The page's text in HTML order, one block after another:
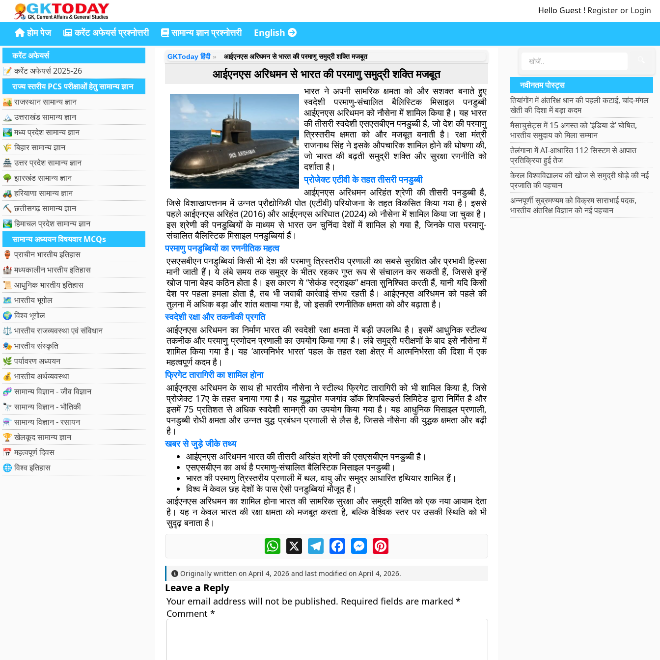
Hello Guest ! Register or Login
होम पेज करेंट अफेयर्स प्रश्नोत्तरी सामान्य ज्ञान प्रश्नोत्तरी English
करेंट अफेयर्स
📝 करेंट अफेयर्स 2025-26
राज्य स्तरीय PCS परीक्षाओं हेतु सामान्य ज्ञान
🏜️ राजस्थान सामान्य ज्ञान
🏔️ उत्तराखंड सामान्य ज्ञान
🏞️ मध्य प्रदेश सामान्य ज्ञान
🌾 बिहार सामान्य ज्ञान
🏯 उत्तर प्रदेश सामान्य ज्ञान
🌳 झारखंड सामान्य ज्ञान
🚜 हरियाणा सामान्य ज्ञान
⛏️ छत्तीसगढ़ सामान्य ज्ञान
🏞️ हिमाचल प्रदेश सामान्य ज्ञान
सामान्य अध्ययन विषयवार MCQs
🏺 प्राचीन भारतीय इतिहास
🏰 मध्यकालीन भारतीय इतिहास
📜 आधुनिक भारतीय इतिहास
🗺️ भारतीय भूगोल
🌍 विश्व भूगोल
⚖️ भारतीय राजव्यवस्था एवं संविधान
🎭 भारतीय संस्कृति
🌿 पर्यावरण अध्ययन
💰 भारतीय अर्थव्यवस्था
🧬 सामान्य विज्ञान - जीव विज्ञान
🔭 सामान्य विज्ञान - भौतिकी
⚗️ सामान्य विज्ञान - रसायन
🏆 खेलकूद सामान्य ज्ञान
📅 महत्वपूर्ण दिवस
🌐 विश्व इतिहास
GKToday हिंदी आईएनएस अरिधमन से भारत की परमाणु समुद्री शक्ति मजबूत
आईएनएस अरिधमन से भारत की परमाणु समुद्री शक्ति मजबूत
भारत ने अपनी सामरिक क्षमता को और सशक्त बनाते हुए
स्वदेशी परमाणु-संचालित बैलिस्टिक मिसाइल पनडुब्बी
आईएनएस अरिधमन को नौसेना में शामिल किया है। यह भारत
की तीसरी स्वदेशी एसएसबीएन पनडुब्बी है, जो देश की परमाणु
त्रिस्तरीय क्षमता को और मजबूत बनाती है। रक्षा मंत्री
राजनाथ सिंह ने इसके औपचारिक शामिल होने की घोषणा की,
जो भारत की बढ़ती समुद्री शक्ति और सुरक्षा रणनीति को
दर्शाता है।
प्रोजेक्ट एटीवी के तहत तीसरी पनडुब्बी
आईएनएस अरिधमन अरिहंत श्रेणी की तीसरी पनडुब्बी है,
जिसे विशाखापत्तनम में उन्नत प्रौद्योगिकी पोत (एटीवी) परियोजना के तहत विकसित किया गया है। इससे
पहले आईएनएस अरिहंत (2016) और आईएनएस अरिघात (2024) को नौसेना में शामिल किया जा चुका है।
इस श्रेणी की पनडुब्बियों के माध्यम से भारत उन चुनिंदा देशों में शामिल हो गया है, जिनके पास परमाणु-
संचालित बैलिस्टिक मिसाइल पनडुब्बियां हैं।
परमाणु पनडुब्बियों का रणनीतिक महत्व
एसएसबीएन पनडुब्बियां किसी भी देश की परमाणु त्रिस्तरीय प्रणाली का सबसे सुरक्षित और प्रभावी हिस्सा
मानी जाती हैं। ये लंबे समय तक समुद्र के भीतर रहकर गुप्त रूप से संचालन कर सकती हैं, जिससे इन्हें
खोज पाना बेहद कठिन होता है। इस कारण ये “सेकंड स्ट्राइक” क्षमता सुनिश्चित करती हैं, यानी यदि किसी
देश पर पहला हमला होता है, तब भी जवाबी कार्रवाई संभव रहती है। आईएनएस अरिधमन को पहले की
तुलना में अधिक बड़ा और शांत बताया गया है, जो इसकी रणनीतिक क्षमता को और बढ़ाता है।
स्वदेशी रक्षा और तकनीकी प्रगति
आईएनएस अरिधमन का निर्माण भारत की स्वदेशी रक्षा क्षमता में बड़ी उपलब्धि है। इसमें आधुनिक स्टील्थ
तकनीक और परमाणु प्रणोदन प्रणाली का उपयोग किया गया है। लंबे समुद्री परीक्षणों के बाद इसे नौसेना में
शामिल किया गया है। यह ‘आत्मनिर्भर भारत’ पहल के तहत रक्षा क्षेत्र में आत्मनिर्भरता की दिशा में एक
महत्वपूर्ण कदम है।
फ्रिगेट तारागिरी का शामिल होना
आईएनएस अरिधमन के साथ ही भारतीय नौसेना ने स्टील्थ फ्रिगेट तारागिरी को भी शामिल किया है, जिसे
प्रोजेक्ट 17ए के तहत बनाया गया है। यह युद्धपोत मजगांव डॉक शिपबिल्डर्स लिमिटेड द्वारा निर्मित है और
इसमें 75 प्रतिशत से अधिक स्वदेशी सामग्री का उपयोग किया गया है। यह आधुनिक मिसाइल प्रणाली,
पनडुब्बी रोधी क्षमता और उन्नत युद्ध प्रबंधन प्रणाली से लैस है, जिससे नौसेना की युद्धक क्षमता और बढ़ी
है।
खबर से जुड़े जीके तथ्य
आईएनएस अरिधमन भारत की तीसरी अरिहंत श्रेणी की एसएसबीएन पनडुब्बी है।
एसएसबीएन का अर्थ है परमाणु-संचालित बैलिस्टिक मिसाइल पनडुब्बी।
भारत की परमाणु त्रिस्तरीय प्रणाली में थल, वायु और समुद्र आधारित हथियार शामिल हैं।
विश्व में केवल छह देशों के पास ऐसी पनडुब्बियां मौजूद हैं।
आईएनएस अरिधमन का शामिल होना भारत की सामरिक सुरक्षा और समुद्री शक्ति को एक नया आयाम देता
है। यह न केवल भारत की रक्षा क्षमता को मजबूत करता है, बल्कि वैश्विक स्तर पर उसकी स्थिति को भी
सुदृढ़ बनाता है।
WhatsApp
X TelegramFacebookMessengerPinterest
Originally written on April 4, 2026 and last modified on April 4, 2026.
Leave a Reply
Your email address will not be published. Required fields are marked *
Comment *
नवीनतम पोस्ट्स
तियांगोंग में अंतरिक्ष धान की पहली कटाई, चांद-मंगल
खेती की दिशा में बड़ा कदम
मैसाचुसेट्स में 15 अगस्त को ‘इंडिया डे’ घोषित,
भारतीय समुदाय को मिला सम्मान
तेलंगाना में AI-आधारित 112 सिस्टम से आपात
प्रतिक्रिया हुई तेज
केरल विश्वविद्यालय की खोज से समुद्री घोड़े की नई
प्रजाति की पहचान
अन्नपूर्णी सुब्रमण्यम को विक्रम साराभाई पदक,
भारतीय अंतरिक्ष विज्ञान को नई पहचान